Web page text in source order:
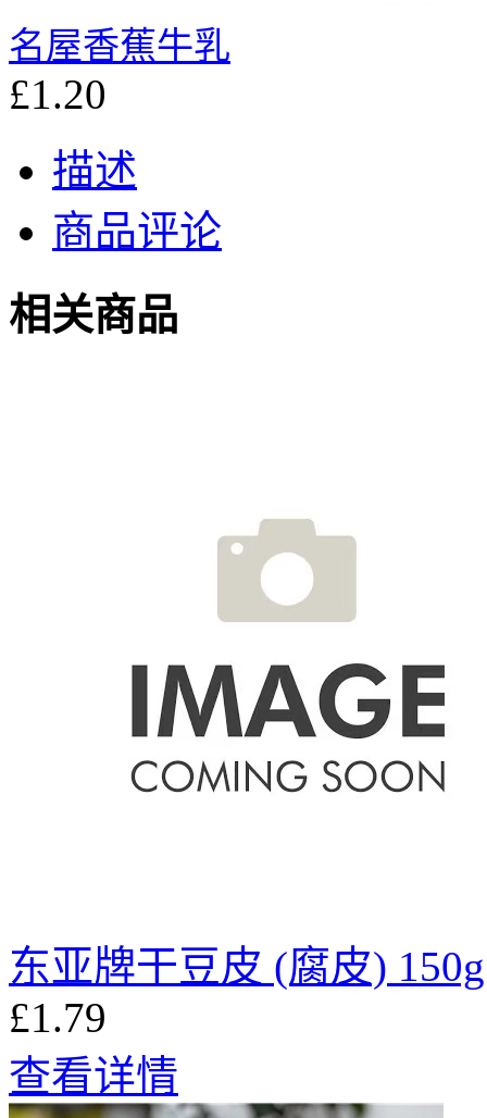
名屋香蕉牛乳
£1.20
描述
商品评论
相关商品
东亚牌干豆皮 (腐皮) 150g
£1.79
查看详情